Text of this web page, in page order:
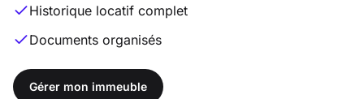
Historique locatif complet
Documents organisés
Gérer mon immeuble